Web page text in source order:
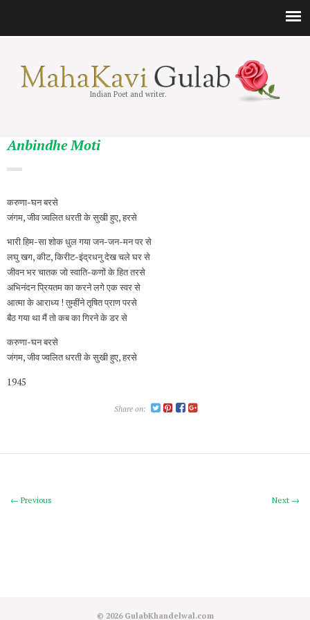
Indian Poet and writer.
Anbindhe Moti
करुणा-घन बरसे
जंगम, जीव ज्वलित धरती के सुखी हुए, हरसे
भारी हिम-सा शोक धुल गया जन-जन-मन पर से
लघु खग, कीट, किरीट-इंद्रधनु देख चले घर से
जीवन भर चातक जो स्वाति-कणों के हित तरसे
अभिनंदन प्रियतम का करने लगे एक स्वर से
आत्मा के आराध्य ! तुम्हींने तृषित प्राण परसे
बैठ गया था मैं तो कब का गिरने के डर से
करुणा-घन बरसे
जंगम, जीव ज्वलित धरती के सुखी हुए, हरसे
1945
Share on:
Next →
← Previous
© 2026 GulabKhandelwal.com